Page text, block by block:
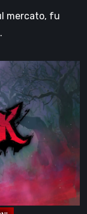
mercato, fu